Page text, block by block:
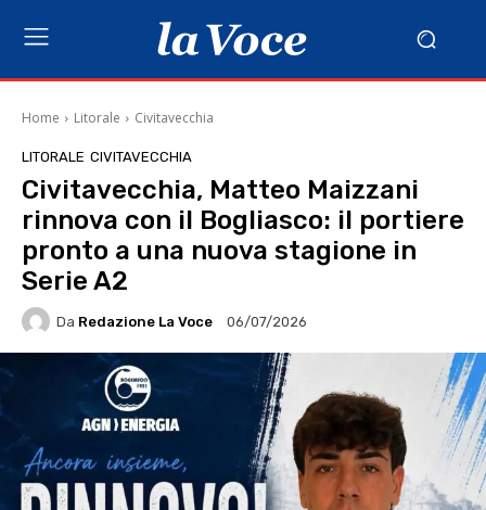
Home Litorale Civitavecchia
LITORALE CIVITAVECCHIA
Civitavecchia, Matteo Maizzani
rinnova con il Bogliasco: il portiere
pronto a una nuova stagione in
Serie A2
Da Redazione La Voce 06/07/2026